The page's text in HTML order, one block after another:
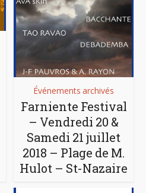
Événements archivés
Farniente Festival
– Vendredi 20 &
Samedi 21 juillet
2018 – Plage de M.
Hulot – St-Nazaire